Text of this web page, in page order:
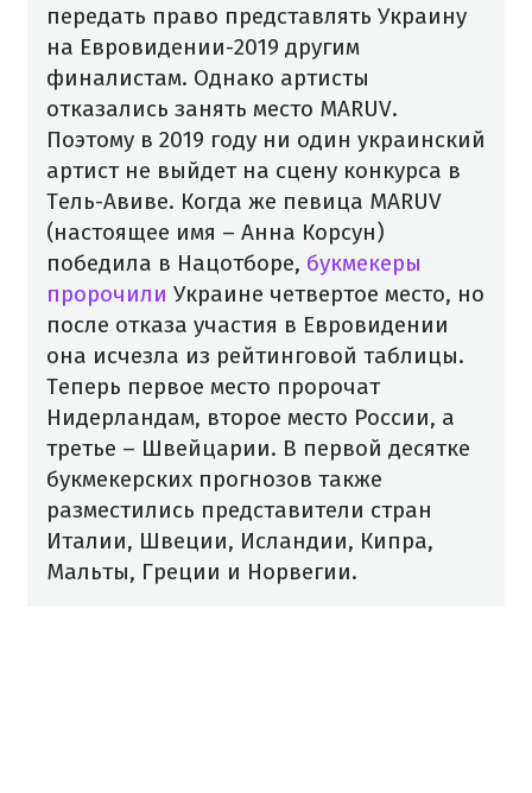
передать право представлять Украину
на Евровидении-2019 другим
финалистам. Однако артисты
отказались занять место MARUV.
Поэтому в 2019 году ни один украинский
артист не выйдет на сцену конкурса в
Тель-Авиве. Когда же певица MARUV
(настоящее имя – Анна Корсун)
победила в Нацотборе, букмекеры
пророчили Украине четвертое место, но
после отказа участия в Евровидении
она исчезла из рейтинговой таблицы.
Теперь первое место пророчат
Нидерландам, второе место России, а
третье – Швейцарии. В первой десятке
букмекерских прогнозов также
разместились представители стран
Италии, Швеции, Исландии, Кипра,
Мальты, Греции и Норвегии.